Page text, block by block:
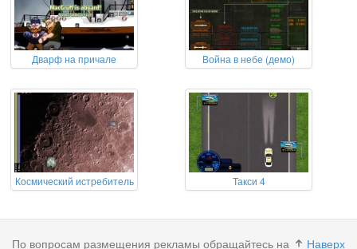
Дварф на причале Война в небе (демо)
Космический истребитель Такси 4
Наверх
По вопросам размещения рекламы обращайтесь на